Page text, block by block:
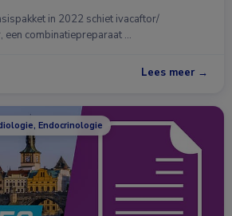
in 2022 schiet ivacaftor/​
een combinatiepreparaat …
Lees meer →
Endocrinologie